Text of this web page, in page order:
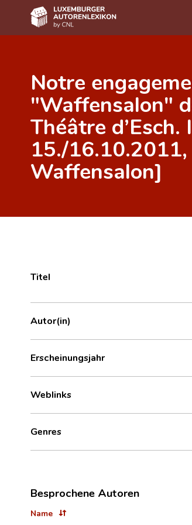
Autor(inn)en A-Z
Erweiterte Suche
Häufige Fragen und Antworten
CNL
Forschungsgruppe
Notre
"Waffensalon"
Théâtre
15./
Waffensalon]
Titel
Autor(in)
Erscheinungsjahr
Weblinks
Genres
Besprochene Autoren
Name